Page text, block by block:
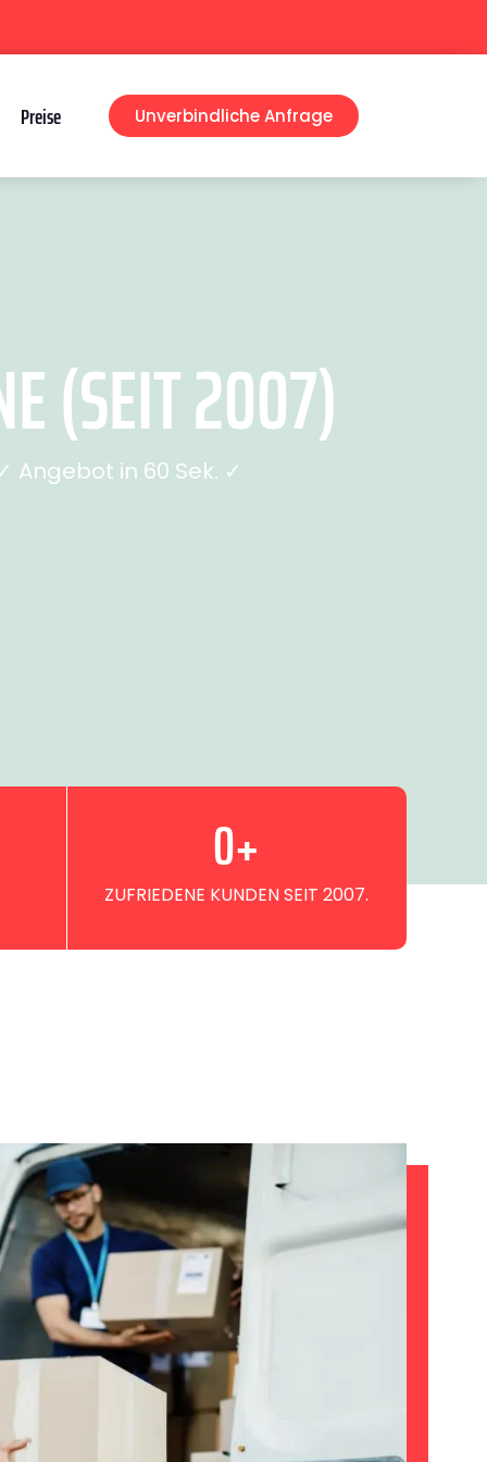
Preise Unverbindliche Anfrage
(SEIT 2007)
Angebot in 60 Sek. ✓
ZUFRIEDENE KUNDEN SEIT 2007.
0+